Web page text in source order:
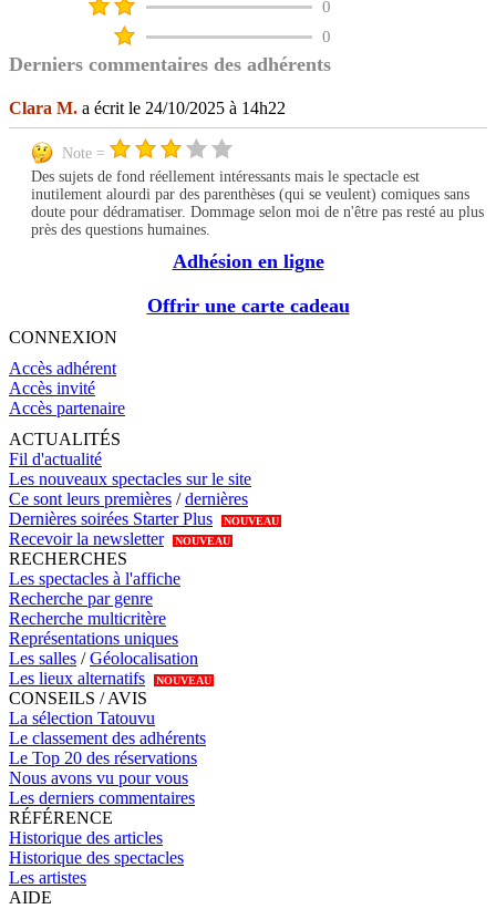
0
0
Derniers commentaires des adhérents
Clara M. a écrit le 24/10/2025 à 14h22
Note =
Des sujets de fond réellement intéressants mais le spectacle est
inutilement alourdi par des parenthèses (qui se veulent) comiques sans
doute pour dédramatiser. Dommage selon moi de n'être pas resté au plus
près des questions humaines.
Adhésion en ligne
Offrir une carte cadeau
CONNEXION
Accès adhérent
Accès invité
Accès partenaire
ACTUALITÉS
Fil d'actualité
Les nouveaux spectacles sur le site
Ce sont leurs premières /dernières
Dernières soirées Starter Plus
NOUVEAU
Recevoir la newsletter NOUVEAU
RECHERCHES
Les spectacles à l'affiche
Recherche par genre
Recherche multicritère
Représentations uniques
Les salles /Géolocalisation
Les lieux alternatifs
NOUVEAU
CONSEILS / AVIS
La sélection Tatouvu
Le classement des adhérents
Le Top 20 des réservations
Nous avons vu pour vous
Les derniers commentaires
RÉFÉRENCE
Historique des articles
Historique des spectacles
Les artistes
AIDE